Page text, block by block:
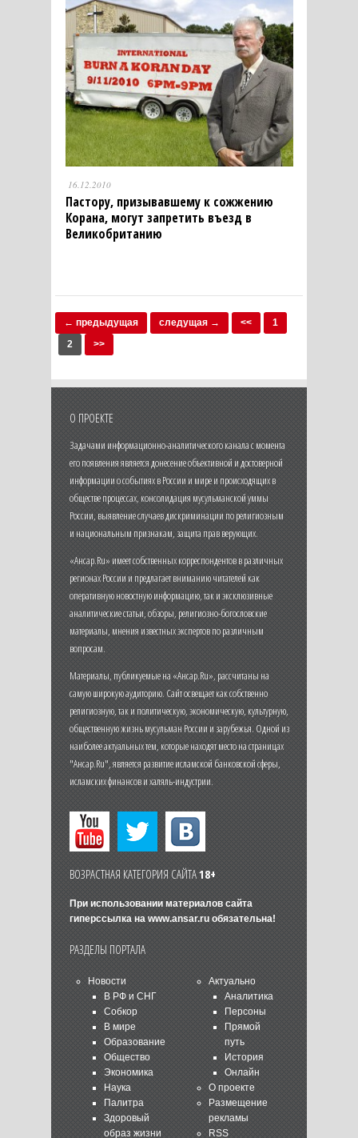
16.12.2010
Пастору, призывавшему к сожжению
Корана, могут запретить въезд в
Великобританию
← предыдущая следущая → <<
1
2
>>
О ПРОЕКТЕ
Задачами информационно-аналитического канала с момента
его появления является донесение объективной и достоверной
информации о событиях в России и мире и происходящих в
обществе процессах, консолидация мусульманской уммы
России, выявление случаев дискриминации по религиозным
и национальным признакам, защита прав верующих.
«Ансар.Ru» имеет собственных корреспондентов в различных
регионах России и предлагает вниманию читателей как
оперативную новостную информацию, так и эксклюзивные
аналитические статьи, обзоры, религиозно-богословские
материалы, мнения известных экспертов по различным
вопросам.
Материалы, публикуемые на «Ансар.Ru», рассчитаны на
самую широкую аудиторию. Сайт освещает как собственно
религиозную, так и политическую, экономическую, культурную,
общественную жизнь мусульман России и зарубежья. Одной из
наиболее актуальных тем, которые находят место на страницах
"Ансар.Ru", является развитие исламской банковской сферы,
исламских финансов и халяль-индустрии.
ВОЗРАСТНАЯ КАТЕГОРИЯ САЙТА18+
При использовании материалов сайта
гиперссылка на www.ansar.ruобязательна!
РАЗДЕЛЫ ПОРТАЛА
Новости
В РФ и СНГ
Собкор
В мире
Образование
Общество
Экономика
Наука
Палитра
Здоровый
образ жизни
Актуально
Аналитика
Персоны
Прямой
путь
История
Онлайн
О проекте
Размещение
рекламы
RSS